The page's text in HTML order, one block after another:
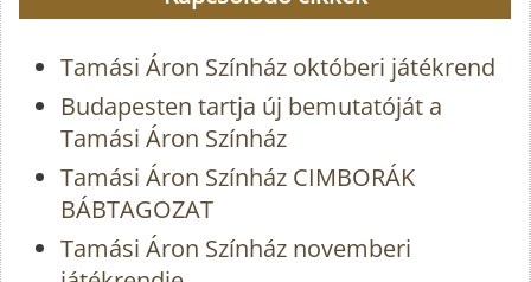
Tamási Áron Színház októberi játékrend
Budapesten tartja új bemutatóját a
Tamási Áron Színház
Tamási Áron Színház CIMBORÁK
BÁBTAGOZAT
Tamási Áron Színház novemberi